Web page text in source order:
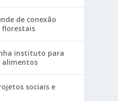
de conexão
instituto para
alimentos
sociais e